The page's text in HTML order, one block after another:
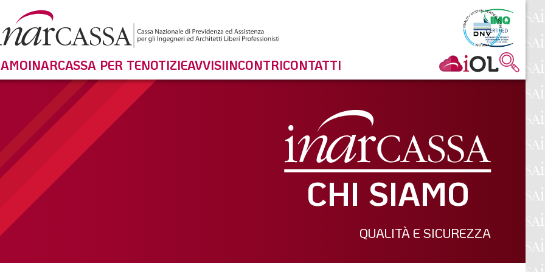
INARCASSA PER TENOTIZIEAVVISIINCONTRICONTATTI
CHI SIAMO
QUALITÀ E SICUREZZA